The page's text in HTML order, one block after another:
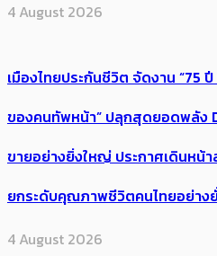
4 August 2026
เมืองไทยประกันชีวิต จัดงาน “75
ของคนทัพหน้า” ปลุกสุดยอดพลัง
ขายอย่างยิ่งใหญ่ ประกาศเดินหน้
ยกระดับคุณภาพชีวิตคนไทยอย่าง
4 August 2026